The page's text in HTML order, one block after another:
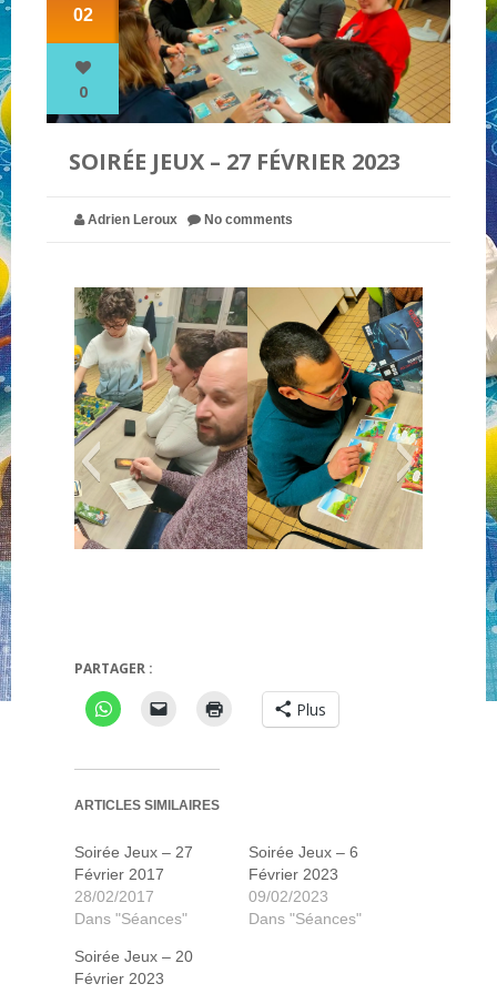
NOS PARTENAIRES
02
0
SOIRÉE JEUX – 27 FÉVRIER 2023
Adrien Leroux No comments
PARTAGER :
Plus
ARTICLES SIMILAIRES
Soirée Jeux – 27
Février 2017
28/02/2017
Dans "Séances"
Soirée Jeux – 6
Février 2023
09/02/2023
Dans "Séances"
Soirée Jeux – 20
Février 2023